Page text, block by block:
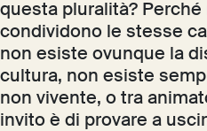
questa pluralità?
condividono le stesse
non esiste ovunque la
cultura, non esiste
non vivente, o tra
invito è di provare a